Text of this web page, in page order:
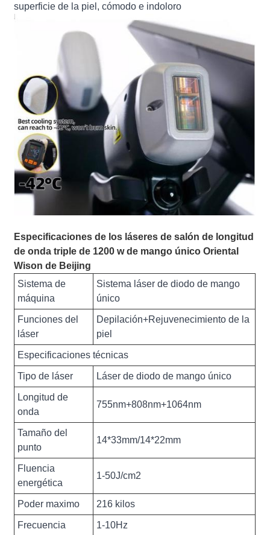
superficie de la piel, cómodo e indoloro
Especificaciones de los láseres de salón de longitud
de onda triple de 1200 w de mango único Oriental
Wison de Beijing
Sistema de
máquina
Sistema láser de diodo de mango
único
Funciones del
láser
Depilación+Rejuvenecimiento de la
piel
Especificaciones técnicas
Tipo de láser Láser de diodo de mango único
Longitud de
onda
755nm+808nm+1064nm
Tamaño del
punto
14*33mm/14*22mm
Fluencia
energética
1-50J/cm2
Poder maximo 216 kilos
Frecuencia 1-10Hz